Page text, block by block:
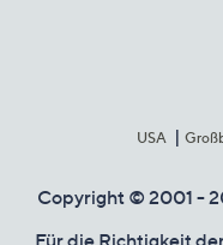
USA
Copyright © 2001 -
Für die Richtigkeit